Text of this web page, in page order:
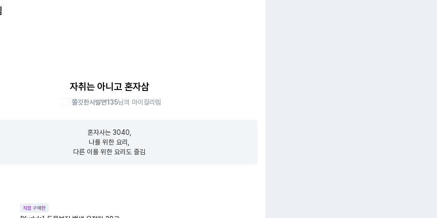
자취는 아니고 혼자삼
쫄깃한사발면135님의 마이컬리템
혼자사는 3040,
나를 위한 요리,
다른 이를 위한 요리도 즐김
직접 구매한